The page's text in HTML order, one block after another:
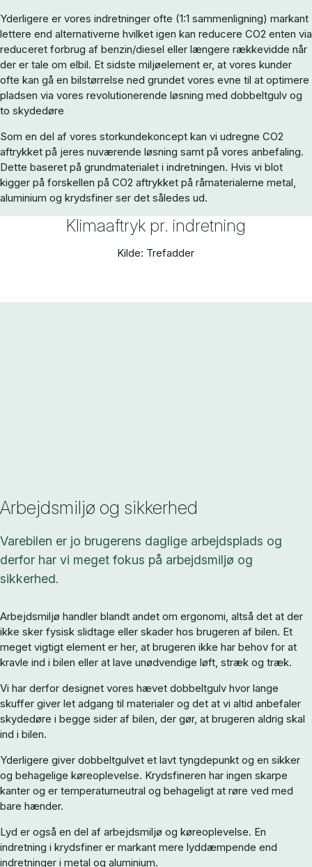
Yderligere er vores indretninger ofte (1:1 sammenligning) markant
lettere end alternativerne hvilket igen kan reducere CO2 enten via
reduceret forbrug af benzin/diesel eller længere rækkevidde når
der er tale om elbil. Et sidste miljøelement er, at vores kunder
ofte kan gå en bilstørrelse ned grundet vores evne til at optimere
pladsen via vores revolutionerende løsning med dobbeltgulv og
to skydedøre
Som en del af vores storkundekoncept kan vi udregne CO2
aftrykket på jeres nuværende løsning samt på vores anbefaling.
Dette baseret på grundmaterialet i indretningen. Hvis vi blot
kigger på forskellen på CO2 aftrykket på råmaterialerne metal,
aluminium og krydsfiner ser det således ud.
Klimaaftryk pr. indretning
Kilde: Trefadder
Arbejdsmiljø og sikkerhed
Varebilen er jo brugerens daglige arbejdsplads og
derfor har vi meget fokus på arbejdsmiljø og
sikkerhed.
Arbejdsmiljø handler blandt andet om ergonomi, altså det at der
ikke sker fysisk slidtage eller skader hos brugeren af bilen. Et
meget vigtigt element er her, at brugeren ikke har behov for at
kravle ind i bilen eller at lave unødvendige løft, stræk og træk.
Vi har derfor designet vores hævet dobbeltgulv hvor lange
skuffer giver let adgang til materialer og det at vi altid anbefaler
skydedøre i begge sider af bilen, der gør, at brugeren aldrig skal
ind i bilen.
Yderligere giver dobbeltgulvet et lavt tyngdepunkt og en sikker
og behagelige køreoplevelse. Krydsfineren har ingen skarpe
kanter og er temperaturneutral og behageligt at røre ved med
bare hænder.
Lyd er også en del af arbejdsmiljø og køreoplevelse. En
indretning i krydsfiner er markant mere lyddæmpende end
indretninger i metal og aluminium.